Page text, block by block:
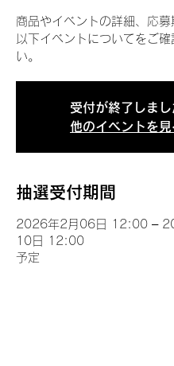
商品やイベントの詳細、応募
以下イベントについてをご確
い。
受付が終了しまし
他のイベントを見
抽選受付期間
2026年2月06日 12:00 –
10日 12:00
予定